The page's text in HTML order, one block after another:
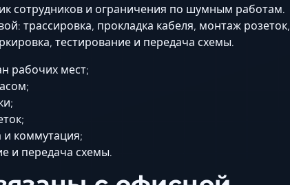
сотрудников и ограничения по шумным работам.
трассировка, прокладка кабеля, монтаж розеток,
тестирование и передача схемы.
рабочих мест;
и коммутация;
и передача схемы.